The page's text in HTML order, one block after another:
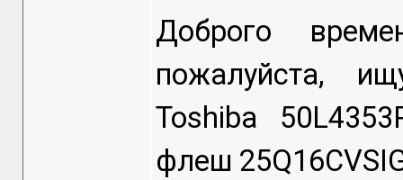
Доброго
пожалуйста,
Toshiba
флеш